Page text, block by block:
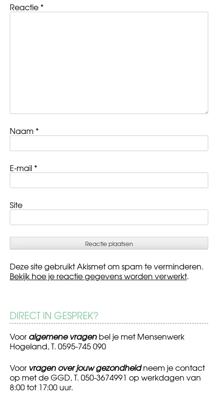
Reactie *
Naam *
E-mail *
Site
Deze site gebruikt Akismet om spam te verminderen.
Bekijk hoe je reactie gegevens worden verwerkt.
DIRECT IN GESPREK?
Voor algemene vragen bel je met Mensenwerk
Hogeland, T. 0595-745 090
Voor vragen over jouw gezondheidneem je contact
op met de GGD, T. 050-3674991 op werkdagen van
8:00 tot 17:00 uur.